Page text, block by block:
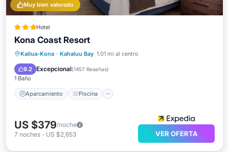
Muy bien valorado
Hotel
Kona Coast Resort
Kailua-Kona · Kahaluu Bay 1.01 mi al centro
9.2 Excepcional(1457 Reseñas)
1 Baño
Aparcamiento Piscina
Aparcamiento Piscina
Balcón/Terraza
US $379/noche
7 noches - US $2,653 VER OFERTA